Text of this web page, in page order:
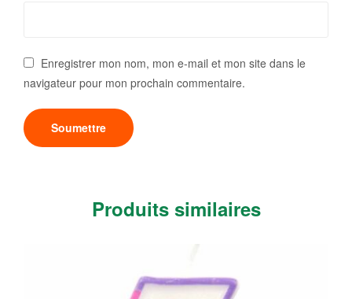
Enregistrer mon nom, mon e-mail et mon site dans le
navigateur pour mon prochain commentaire.
Produits similaires